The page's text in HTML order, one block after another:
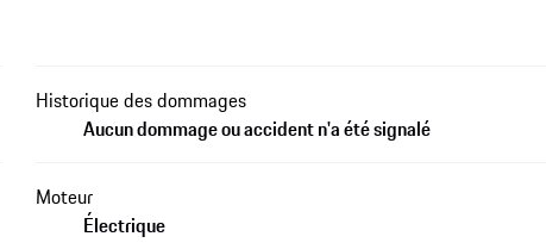
Historique des dommages
Aucun dommage ou accident n'a été signalé
Moteur
Électrique